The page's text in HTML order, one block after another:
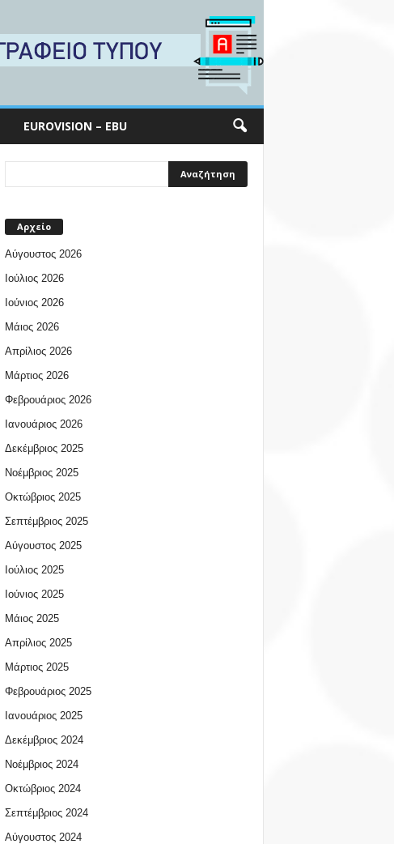
EUROVISION – EBU
Αρχείο
Αύγουστος 2026
Ιούλιος 2026
Ιούνιος 2026
Μάιος 2026
Απρίλιος 2026
Μάρτιος 2026
Φεβρουάριος 2026
Ιανουάριος 2026
Δεκέμβριος 2025
Νοέμβριος 2025
Οκτώβριος 2025
Σεπτέμβριος 2025
Αύγουστος 2025
Ιούλιος 2025
Ιούνιος 2025
Μάιος 2025
Απρίλιος 2025
Μάρτιος 2025
Φεβρουάριος 2025
Ιανουάριος 2025
Δεκέμβριος 2024
Νοέμβριος 2024
Οκτώβριος 2024
Σεπτέμβριος 2024
Αύγουστος 2024